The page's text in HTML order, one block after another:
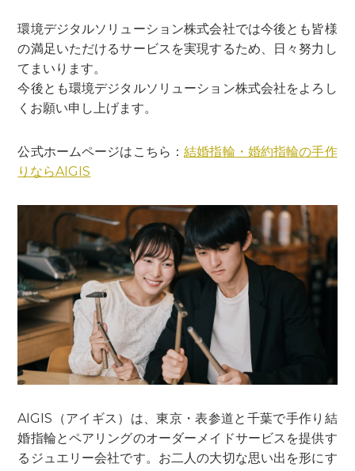
環境デジタルソリューション株式会社では今後とも皆様
の満足いただけるサービスを実現するため、日々努力し
てまいります。
今後とも環境デジタルソリューション株式会社をよろし
くお願い申し上げます。
公式ホームページはこちら：結婚指輪・婚約指輪の手作
りならAIGIS
AIGIS（アイギス）は、東京・表参道と千葉で手作り結
婚指輪とペアリングのオーダーメイドサービスを提供す
るジュエリー会社です。お二人の大切な思い出を形にす